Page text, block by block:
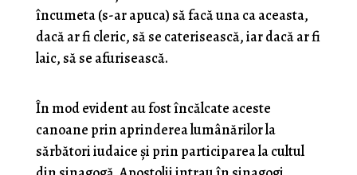
încumeta (s-ar apuca) să facă una ca aceasta,
dacă ar fi cleric, să se caterisească, iar dacă ar fi
laic, să se afurisească.
În mod evident au fost încălcate aceste
canoane prin aprinderea lumânărilor la
sărbători iudaice și prin participarea la cultul